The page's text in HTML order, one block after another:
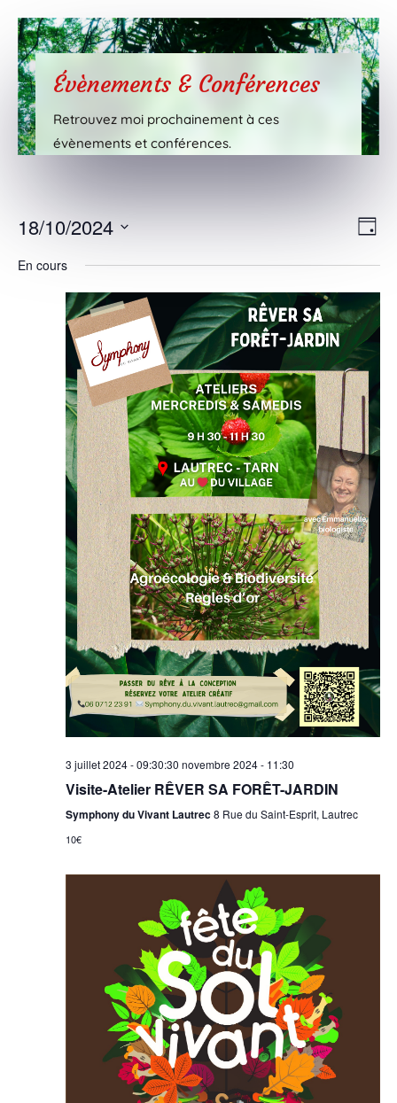
Évènements & Conférences
Retrouvez moi prochainement à ces
évènements et conférences.
de
Jour
18/10/2024
une
En cours
3 juillet 2024 - 09:30:30 novembre 2024 - 11:30
Visite-Atelier RÊVER SA FORÊT-JARDIN
Symphony du Vivant Lautrec8 Rue du Saint-Esprit, Lautrec
10€